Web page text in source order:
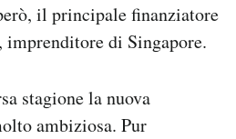
il principale finanziatore
imprenditore di Singapore.
stagione la nuova
ambiziosa. Pur